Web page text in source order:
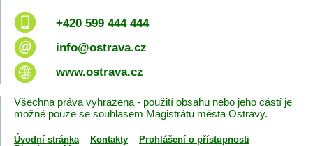
+420 599 444 444
info@ostrava.cz
www.ostrava.cz
Všechna práva vyhrazena - použití obsahu nebo jeho částí je
možné pouze se souhlasem Magistrátu města Ostravy.
Úvodní stránka Kontakty
Prohlášení o přístupnosti